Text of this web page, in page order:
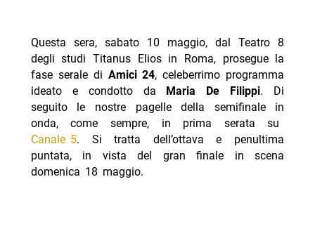
Questa sera, sabato 10 maggio, dal Teatro 8
degli studi Titanus Elios in Roma, prosegue la
fase serale di Amici 24, celeberrimo programma
ideato e condotto da
Maria De Filippi. Di
seguito le nostre pagelle della semifinale in
onda, come sempre, in prima serata su
Canale 5. Si tratta dell’ottava e penultima
puntata, in vista del gran finale in scena
domenica 18 maggio.